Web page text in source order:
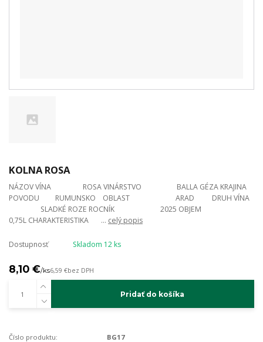
KOLNA ROSA
NÁZOV VÍNA ROSA VINÁRSTVO BALLA GÉZA KRAJINA
POVODU RUMUNSKO OBLAST ARAD DRUH VÍNA
SLADKÉ ROZE ROCNÍK 2025 OBJEM
0,75L CHARAKTERISTIKA ... celý popis
Dostupnosť Skladom 12 ks
8,10 €/ks6,59 €bez DPH
Pridať do košíka
Číslo produktu: BG17